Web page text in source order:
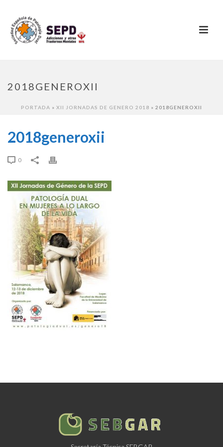
2018GENEROXII
PORTADA » XII JORNADAS DE GENERO 2018 » 2018GENEROXII
2018generoxii
0